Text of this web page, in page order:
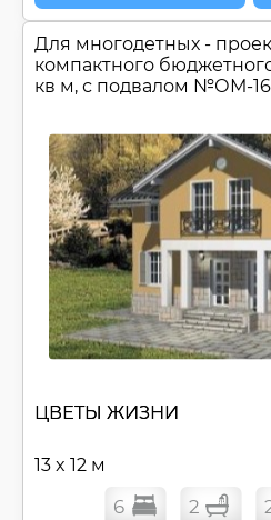
Для многодетных -
компактного
кв м, с подвалом №ОМ-
ЦВЕТЫ ЖИЗНИ
13 x 12 м
6 2